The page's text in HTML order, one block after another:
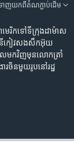
ាញ​យក​ពី​តំណភ្ជាប់​ដើម
េរិក​ទៅទីក្រុង​ដាម៉ាស​
នីកៀវ​សងសឹក​អ៊ុយ
ល​មក​វិញ​មុន​លោក​ត្រាំ​
រ​ចិន​មួយរូប​នៅ​រដ្ឋ